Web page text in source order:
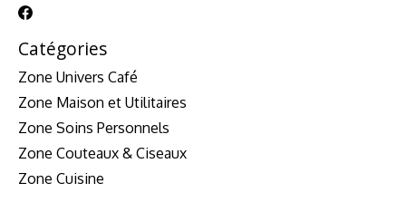
Catégories
Zone Univers Café
Zone Maison et Utilitaires
Zone Soins Personnels
Zone Couteaux & Ciseaux
Zone Cuisine